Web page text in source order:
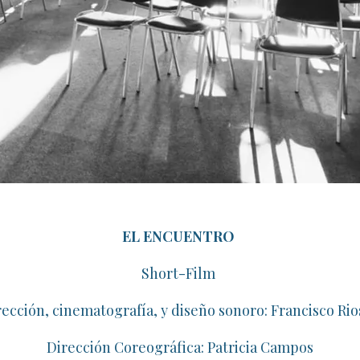
EL ENCUENTRO
​Short-Film
cinematografía, y diseño sonoro: Francisco
Dirección Coreográfica: Patricia Campos